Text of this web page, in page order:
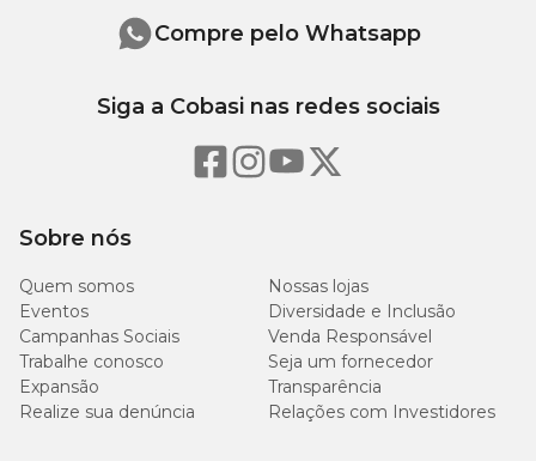
Sobre nós
Quem somos
Nossas lojas
Eventos
Diversidade e Inclusão
Campanhas Sociais
Venda Responsável
Trabalhe conosco
Seja um fornecedor
Expansão
Transparência
Realize sua denúncia
Relações com Investidores
Compre pelo Whatsapp
Siga a Cobasi nas redes sociais